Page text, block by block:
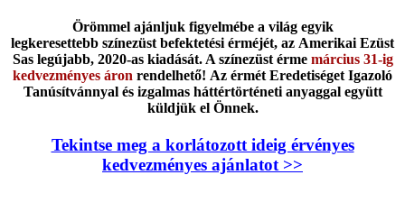
Örömmel ajánljuk figyelmébe a világ egyik
legkeresettebb színezüst befektetési érméjét, az Amerikai Ezüst
Sas legújabb, 2020-as kiadását. A színezüst érme március 31-ig
kedvezményes áron rendelhető! Az érmét Eredetiséget Igazoló
Tanúsítvánnyal és izgalmas háttértörténeti anyaggal együtt
küldjük el Önnek.
Tekintse meg a korlátozott ideig érvényes
kedvezményes ajánlatot >>